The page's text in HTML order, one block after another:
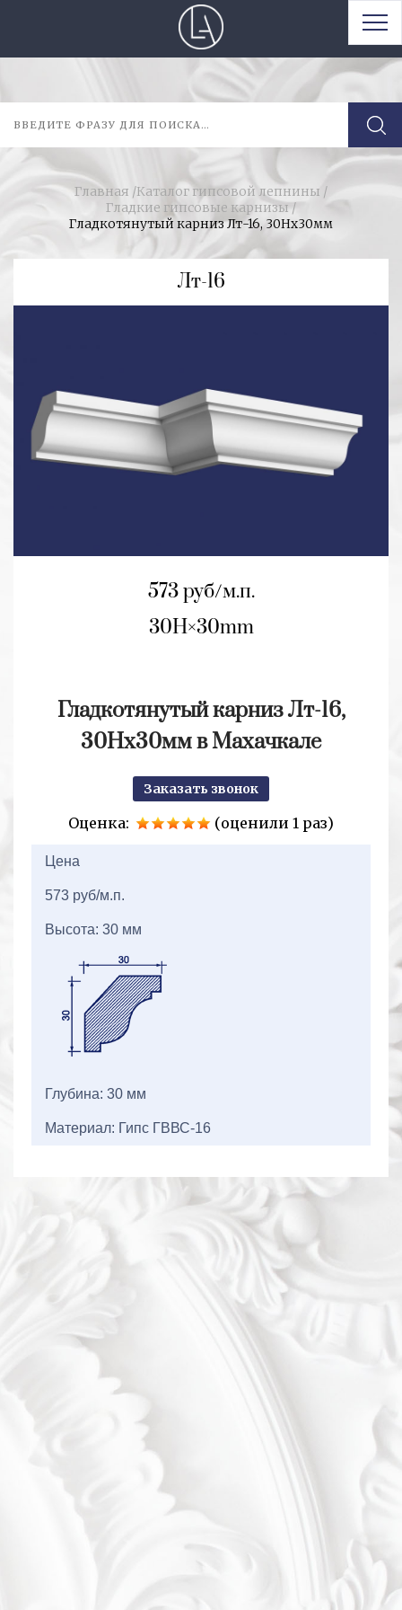
Главная /Каталог гипсовой лепнины /
Гладкие гипсовые карнизы /
Гладкотянутый карниз Лт-16, 30Нх30мм
Лт-16
573 руб/м.п.
30H 30mm
Гладкотянутый карниз Лт-16,
30Нх30мм в Махачкале
Заказать звонок
Оценка:
(оценили 1 раз)
Цена
573 руб/м.п.
Высота: 30 мм
Глубина: 30 мм
Материал: Гипс ГВВС-16